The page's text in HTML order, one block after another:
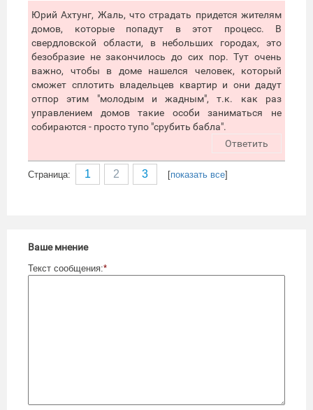
Юрий Ахтунг, Жаль, что страдать придется жителям
домов, которые попадут в этот процесс. В
свердловской области, в небольших городах, это
безобразие не закончилось до сих пор. Тут очень
важно, чтобы в доме нашелся человек, который
сможет сплотить владельцев квартир и они дадут
отпор этим "молодым и жадным", т.к. как раз
управлением домов такие особи заниматься не
собираются - просто тупо "срубить бабла".
Ответить
Cтраница: 1 2 3 [показать все]
Ваше мнение
Текст сообщения:*